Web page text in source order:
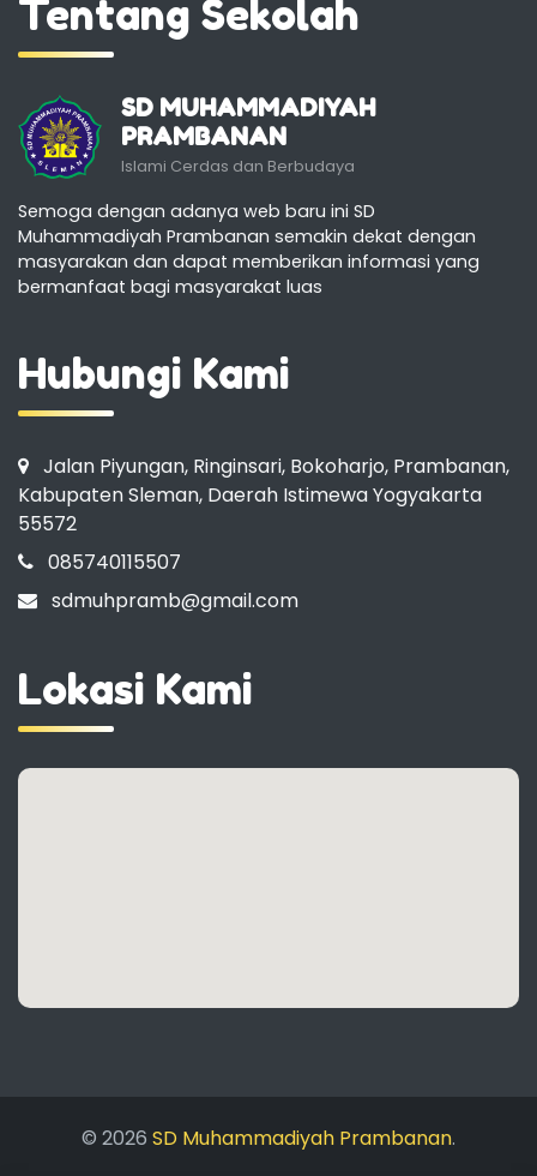
Tentang Sekolah
SD MUHAMMADIYAH
PRAMBANAN
Islami Cerdas dan Berbudaya
Semoga dengan adanya web baru ini SD
Muhammadiyah Prambanan semakin dekat dengan
masyarakan dan dapat memberikan informasi yang
bermanfaat bagi masyarakat luas
Hubungi Kami
Jalan Piyungan, Ringinsari, Bokoharjo, Prambanan,
Kabupaten Sleman, Daerah Istimewa Yogyakarta
55572
085740115507
sdmuhpramb@gmail.com
Lokasi Kami
© 2026 SD Muhammadiyah Prambanan.